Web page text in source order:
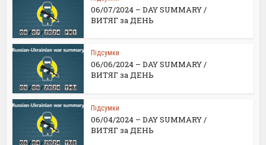
06/07/2024 – DAY SUMMARY /
ВИТЯГ за ДЕНЬ
Підсумки
06/06/2024 – DAY SUMMARY /
ВИТЯГ за ДЕНЬ
Підсумки
06/04/2024 – DAY SUMMARY /
ВИТЯГ за ДЕНЬ